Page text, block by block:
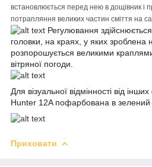
встановлюється перед нею в дощівник і
потрапляння великих частин сміття на
Регулювання
головки, на краях, у яких зроблена
розпорошується великими
вітряної погоди.
Для візуальної відмінності від
Hunter 12A пофарбована в зелений
Приховати